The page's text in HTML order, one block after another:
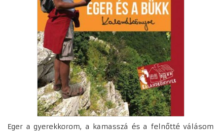
Eger a gyerekkorom, a kamasszá és a felnőtté válásom